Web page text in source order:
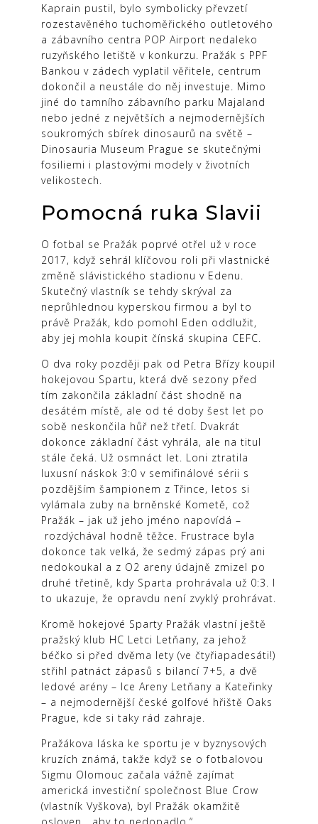
Kaprain pustil, bylo symbolicky převzetí
rozestavěného tuchoměřického outletového
a zábavního centra POP Airport nedaleko
ruzyňského letiště v konkurzu. Pražák s PPF
Bankou v zádech vyplatil věřitele, centrum
dokončil a neustále do něj investuje. Mimo
jiné do tamního zábavního parku Majaland
nebo jedné z největších a nejmodernějších
soukromých sbírek dinosaurů na světě –
Dinosauria Museum Prague se skutečnými
fosiliemi i plastovými modely v životních
velikostech.
Pomocná ruka Slavii
O fotbal se Pražák poprvé otřel už v roce
2017, když sehrál klíčovou roli při vlastnické
změně slávistického stadionu v Edenu.
Skutečný vlastník se tehdy skrýval za
neprůhlednou kyperskou firmou a byl to
právě Pražák, kdo pomohl Eden oddlužit,
aby jej mohla koupit čínská skupina CEFC.
O dva roky později pak od Petra Břízy koupil
hokejovou Spartu, která dvě sezony před
tím zakončila základní část shodně na
desátém místě, ale od té doby šest let po
sobě neskončila hůř než třetí. Dvakrát
dokonce základní část vyhrála, ale na titul
stále čeká. Už osmnáct let. Loni ztratila
luxusní náskok 3:0 v semifinálové sérii s
pozdějším šampionem z Třince, letos si
vylámala zuby na brněnské Kometě, což
Pražák – jak už jeho jméno napovídá –
rozdýchával hodně těžce. Frustrace byla
dokonce tak velká, že sedmý zápas prý ani
nedokoukal a z O2 areny údajně zmizel po
druhé třetině, kdy Sparta prohrávala už 0:3. I
to ukazuje, že opravdu není zvyklý prohrávat.
Kromě hokejové Sparty Pražák vlastní ještě
pražský klub HC Letci Letňany, za jehož
béčko si před dvěma lety (ve čtyřiapadesáti!)
střihl patnáct zápasů s bilancí 7+5, a dvě
ledové arény – Ice Areny Letňany a Kateřinky
– a nejmodernější české golfové hřiště Oaks
Prague, kde si taky rád zahraje.
Pražákova láska ke sportu je v byznysových
kruzích známá, takže když se o fotbalovou
Sigmu Olomouc začala vážně zajímat
americká investiční společnost Blue Crow
(vlastník Vyškova), byl Pražák okamžitě